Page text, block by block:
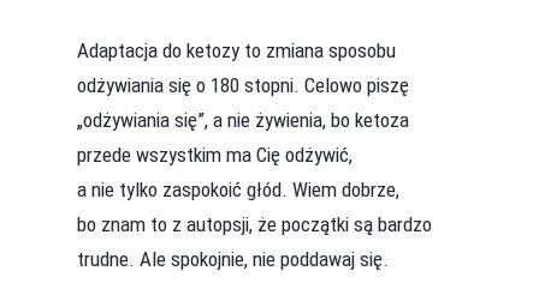
Adaptacja do ketozy to zmiana sposobu
odżywiania się o 180 stopni. Celowo piszę
„odżywiania się”, a nie żywienia, bo ketoza
przede wszystkim ma Cię odżywić,
a nie tylko zaspokoić głód. Wiem dobrze,
bo znam to z autopsji, że początki są bardzo
trudne. Ale spokojnie, nie poddawaj się.